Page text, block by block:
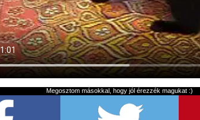
Megosztom másokkal, hogy jól érezzék magukat :)